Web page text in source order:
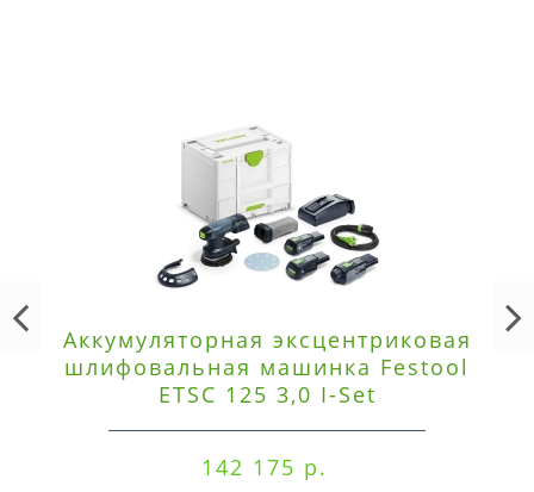
Аккумуляторная эксцентриковая
шлифовальная машинка Festool
ETSC 125 3,0 I-Set
142 175 р.